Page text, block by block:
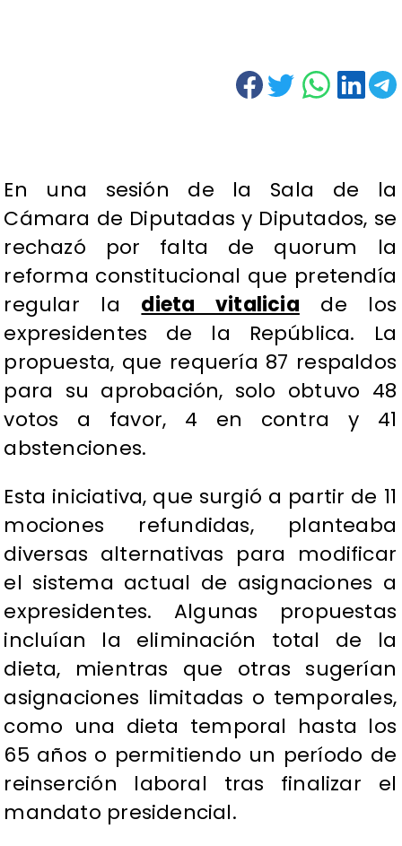
En una sesión de la Sala de la
Cámara de Diputadas y Diputados, se
rechazó por falta de quorum la
reforma constitucional que pretendía
regular la dieta vitalicia de los
expresidentes de la República. La
propuesta, que requería 87 respaldos
para su aprobación, solo obtuvo 48
votos a favor, 4 en contra y 41
abstenciones.
Esta iniciativa, que surgió a partir de 11
mociones refundidas, planteaba
diversas alternativas para modificar
el sistema actual de asignaciones a
expresidentes. Algunas propuestas
incluían la eliminación total de la
dieta, mientras que otras sugerían
asignaciones limitadas o temporales,
como una dieta temporal hasta los
65 años o permitiendo un período de
reinserción laboral tras finalizar el
mandato presidencial.